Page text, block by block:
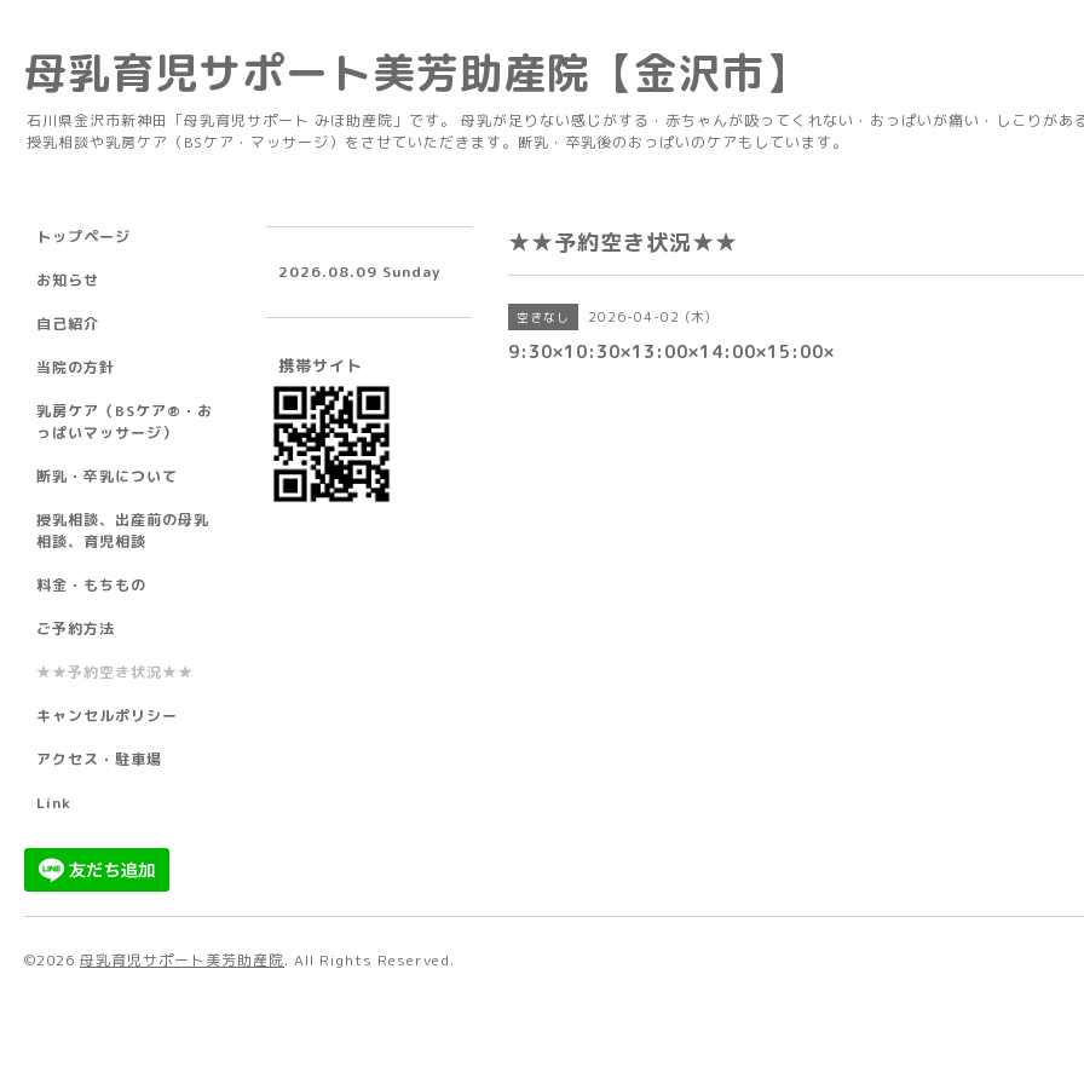
母乳育児サポート美芳助産院【金沢市】
石川県金沢市新神田「母乳育児サポート みほ助産院」です。 母乳が足りない感じがする・赤ちゃんが吸ってくれない・おっぱいが痛い・しこりがあ
授乳相談や乳房ケア（BSケア・マッサージ）をさせていただきます。断乳・卒乳後のおっぱいのケアもしています。
★★予約空き状況★★
空きなし 2026-04-02 (木)
9:30×10:30×13:00×14:00×15:00×
トップページ
お知らせ
自己紹介
当院の方針
乳房ケア（BSケア®︎・お
っぱいマッサージ）
断乳・卒乳について
授乳相談、出産前の母乳
相談、育児相談
料金・もちもの
ご予約方法
★★予約空き状況★★
キャンセルポリシー
アクセス・駐車場
Link
2026.08.09 Sunday
携帯サイト
©2026 母乳育児サポート美芳助産院. All Rights Reserved.